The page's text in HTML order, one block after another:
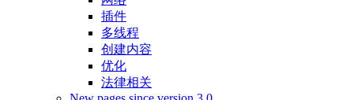
插件
多线程
创建内容
优化
法律相关